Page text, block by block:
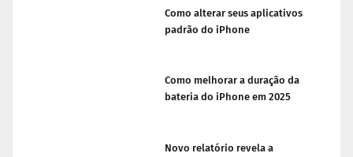
Como alterar seus aplicativos
padrão do iPhone
Como melhorar a duração da
bateria do iPhone em 2025
Novo relatório revela a